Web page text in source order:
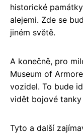
historické
alejemi. Zde se
jiném světě.
A konečně, pro
Museum of
vozidel. To bude
vidět bojové
Tyto a další